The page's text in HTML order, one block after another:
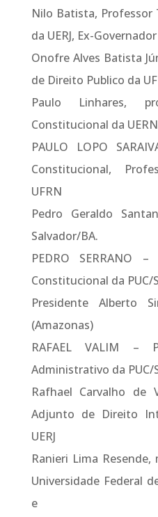
Nilo Batista,
da UERJ, Ex-
Onofre Alves Batista
de Direito Publico da
Paulo Linhares,
Constitucional da UERN
PAULO LOPO
Constitucional,
UFRN
Pedro Geraldo
Salvador/BA.
PEDRO SERRANO
Constitucional da PUC/
Presidente Alberto
(Amazonas)
RAFAEL VALIM –
Administrativo da PUC/
Rafhael Carvalho de
Adjunto de Direito
UERJ
Ranieri Lima
Universidade Federal
e